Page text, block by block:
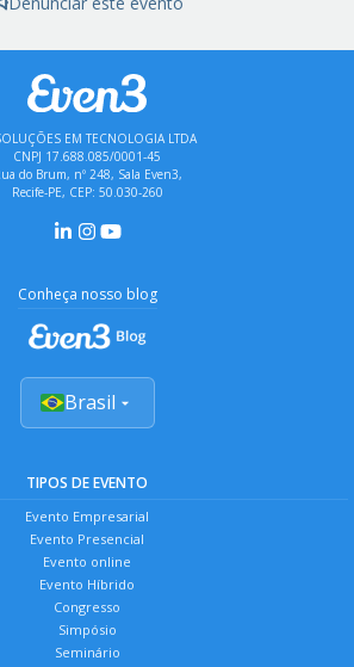
EM TECNOLOGIA LTDA
CNPJ 17.688.085/0001-45
do Brum, nº 248, Sala Even3,
Recife-PE, CEP: 50.030-260
Conheça nosso blog
Brasil
TIPOS DE EVENTO
Evento Empresarial
Evento Presencial
Evento online
Evento Híbrido
Congresso
Simpósio
Seminário